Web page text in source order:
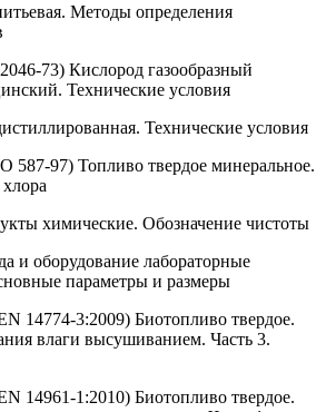
Методы определения
73) Кислород газообразный
Технические условия
Технические условия
97) Топливо твердое минеральное.
химические. Обозначение чистоты
и оборудование лабораторные
параметры и размеры
14774-3:2009) Биотопливо твердое.
влаги высушиванием. Часть 3.
14961-1:2010) Биотопливо твердое.